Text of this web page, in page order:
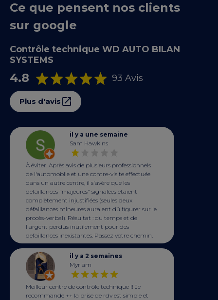
Ce que pensent nos clients
sur google
Contrôle technique WD AUTO BILAN
SYSTEMS
4.8 93 Avis
Plus d'avis
il y a une semaine
Sam Hawkins
​À éviter. Après avis de plusieurs professionnels
de l'automobile et une contre-visite effectuée
dans un autre centre, il s'avère que les
défaillances "majeures" signalées étaient
complètement injustifiées (seules deux
défaillances mineures auraient dû figurer sur le
procès-verbal). Résultat : du temps et de
l'argent perdus inutilement pour des
defaillances inexistantes. Passez votre chemin.
il y a 2 semaines
Myriam
Meilleur centre de contrôle technique !! Je
recommande ++ la prise de rdv est simple et